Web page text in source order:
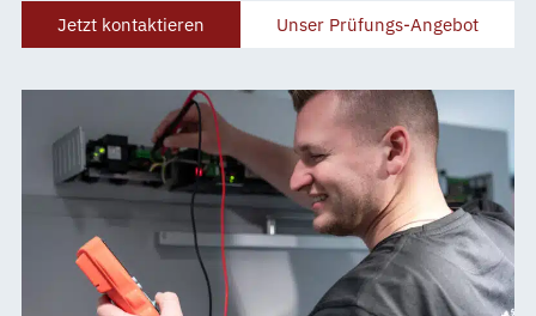
Jetzt kontaktieren Unser Prüfungs-Angebot